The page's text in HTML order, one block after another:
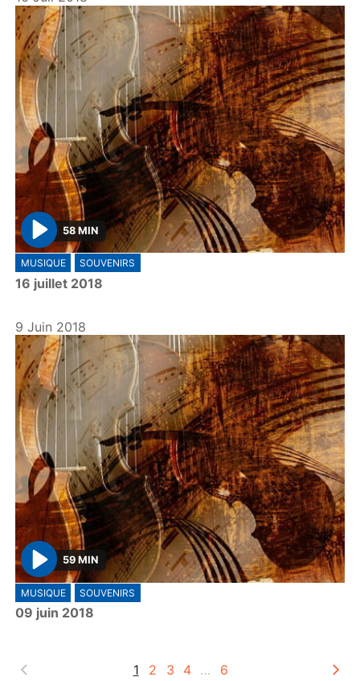
P
l
a
58 MIN
MUSIQUE SOUVENIRS
16 juillet 2018
9 Juin 2018
P
l
a
59 MIN
MUSIQUE SOUVENIRS
09 juin 2018
1 2 3 4 … 6